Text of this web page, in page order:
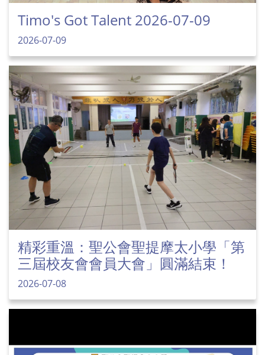
Timo's Got Talent 2026-07-09
2026-07-09
精彩重溫：聖公會聖提摩太小學「第
三屆校友會會員大會」圓滿結束！
2026-07-08